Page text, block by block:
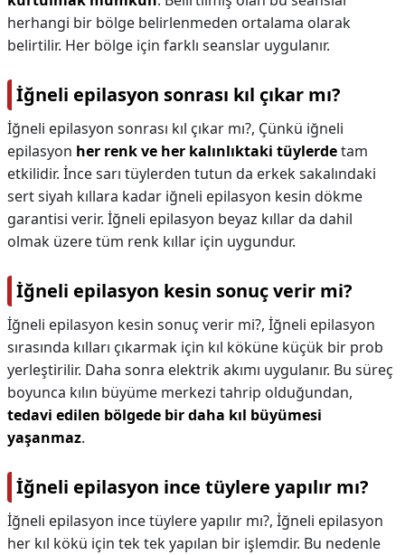
herhangi bir bölge belirlenmeden ortalama olarak
belirtilir. Her bölge için farklı seanslar uygulanır.
İğneli epilasyon sonrası kıl çıkar mı?
İğneli epilasyon sonrası kıl çıkar mı?, Çünkü iğneli
epilasyon her renk ve her kalınlıktaki tüylerdetam
etkilidir. İnce sarı tüylerden tutun da erkek sakalındaki
sert siyah kıllara kadar iğneli epilasyon kesin dökme
garantisi verir. İğneli epilasyon beyaz kıllar da dahil
olmak üzere tüm renk kıllar için uygundur.
İğneli epilasyon kesin sonuç verir mi?
İğneli epilasyon kesin sonuç verir mi?, İğneli epilasyon
sırasında kılları çıkarmak için kıl köküne küçük bir prob
yerleştirilir. Daha sonra elektrik akımı uygulanır. Bu süreç
boyunca kılın büyüme merkezi tahrip olduğundan,
tedavi edilen bölgede bir daha kıl büyümesi
yaşanmaz.
İğneli epilasyon ince tüylere yapılır mı?
İğneli epilasyon ince tüylere yapılır mı?, İğneli epilasyon
her kıl kökü için tek tek yapılan bir işlemdir. Bu nedenle